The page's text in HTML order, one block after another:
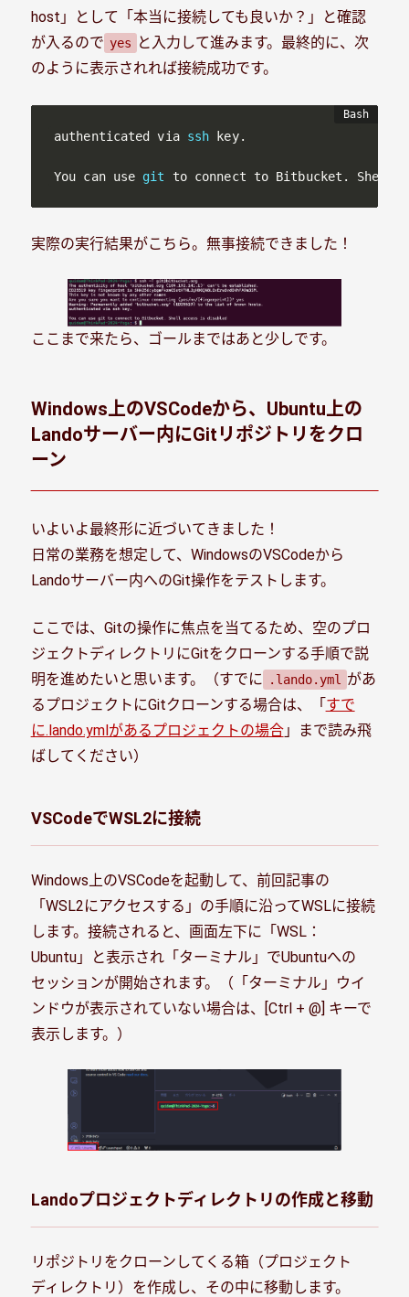
host」として「本当に接続しても良いか？」と確認
が入るので yes
と入力して進みます。最終的に、次
のように表示されれば接続成功です。
authenticated via ssh key.
You can use git to connect to Bitbucket. Shell
実際の実行結果がこちら。無事接続できました！
ここまで来たら、ゴールまではあと少しです。
Windows上のVSCodeから、Ubuntu上の
Landoサーバー内にGitリポジトリをクロ
ーン
いよいよ最終形に近づいてきました！
日常の業務を想定して、WindowsのVSCodeから
Landoサーバー内へのGit操作をテストします。
ここでは、Gitの操作に焦点を当てるため、空のプロ
ジェクトディレクトリにGitをクローンする手順で説
明を進めたいと思います。（すでに
.lando.yml
があ
るプロジェクトにGitクローンする場合は、「すで
に.lando.ymlがあるプロジェクトの場合」まで読み飛
ばしてください）
VSCodeでWSL2に接続
Windows上のVSCodeを起動して、前回記事の
「WSL2にアクセスする」の手順に沿ってWSLに接続
します。接続されると、画面左下に「WSL：
Ubuntu」と表示され「ターミナル」でUbuntuへの
セッションが開始されます。（「ターミナル」ウイ
ンドウが表示されていない場合は、[Ctrl + @] キーで
表示します。）
Landoプロジェクトディレクトリの作成と移動
リポジトリをクローンしてくる箱（プロジェクト
ディレクトリ）を作成し、その中に移動します。